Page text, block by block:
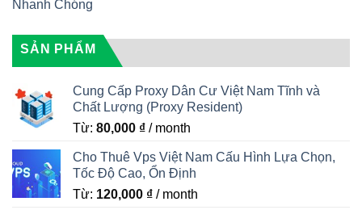
Nhanh Chóng
SẢN PHẨM
Cung Cấp Proxy Dân Cư Việt Nam Tĩnh và
Chất Lượng (Proxy Resident)
Từ: 80,000 ₫ / month
Cho Thuê Vps Việt Nam Cấu Hình Lựa Chọn,
Tốc Độ Cao, Ổn Định
Từ: 120,000 ₫ / month